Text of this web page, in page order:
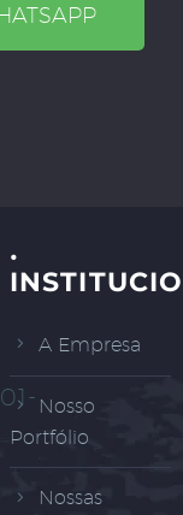
·
A Empresa
Nosso
Portfólio
Nossas